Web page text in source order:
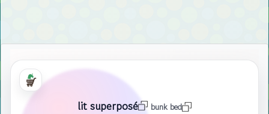
lit superposé bunk bed